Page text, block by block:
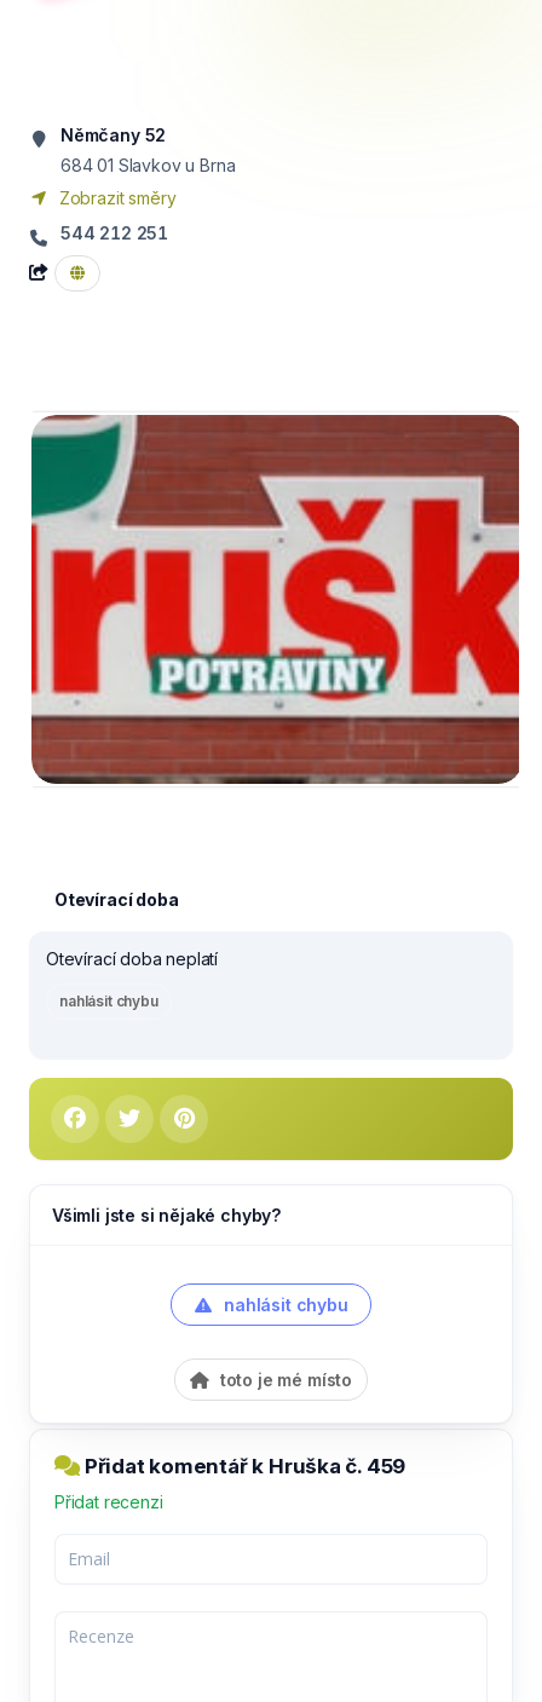
Němčany 52
684 01 Slavkov u Brna
Zobrazit směry
544 212 251
Otevírací doba
Otevírací doba neplatí
nahlásit chybu
Všimli jste si nějaké chyby?
nahlásit chybu
toto je mé místo
Přidat komentář k Hruška č. 459
Přidat recenzi